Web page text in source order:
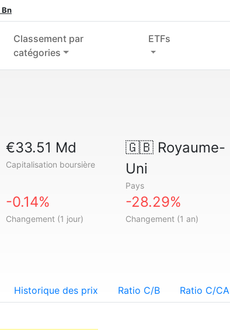
Classement par
catégories
ETFs
€33.51 Md
Capitalisation boursière
🇬🇧Royaume-
Uni
Pays
-0.14%
Changement (1 jour)
-28.29%
Changement (1 an)
Historique des prix Ratio C/B Ratio C/CA